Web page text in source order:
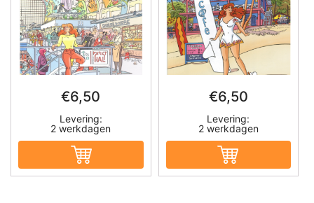
€6,50
Levering:
2 werkdagen
€6,50
Levering:
2 werkdagen